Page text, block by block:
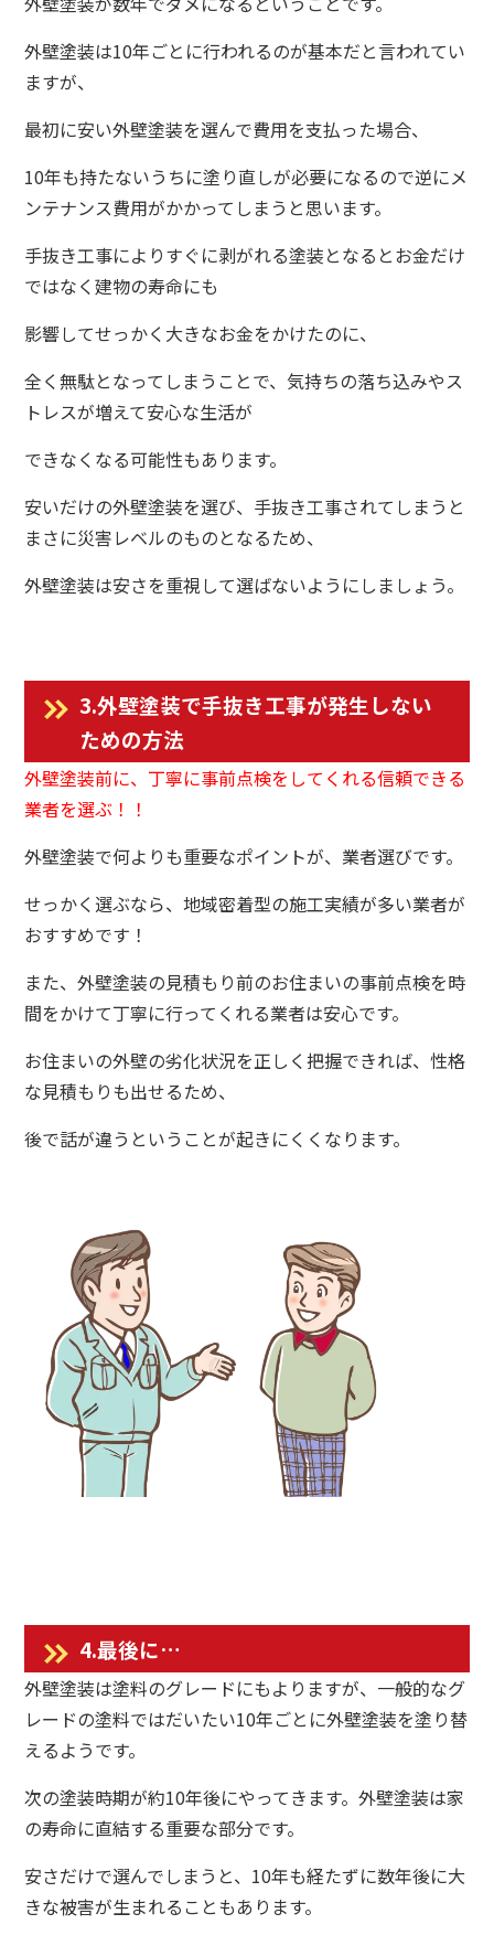
外壁塗装は10年ごとに行われるのが基本だと言われてい
ますが、
最初に安い外壁塗装を選んで費用を支払った場合、
10年も持たないうちに塗り直しが必要になるので逆にメ
ンテナンス費用がかかってしまうと思います。
手抜き工事によりすぐに剥がれる塗装となるとお金だけ
ではなく建物の寿命にも
影響してせっかく大きなお金をかけたのに、
全く無駄となってしまうことで、気持ちの落ち込みやス
トレスが増えて安心な生活が
できなくなる可能性もあります。
安いだけの外壁塗装を選び、手抜き工事されてしまうと
まさに災害レベルのものとなるため、
外壁塗装は安さを重視して選ばないようにしましょう。
3.外壁塗装で手抜き工事が発生しない
ための方法
外壁塗装前に、丁寧に事前点検をしてくれる信頼できる
業者を選ぶ！！
外壁塗装で何よりも重要なポイントが、業者選びです。
せっかく選ぶなら、地域密着型の施工実績が多い業者が
おすすめです！
また、外壁塗装の見積もり前のお住まいの事前点検を時
間をかけて丁寧に行ってくれる業者は安心です。
お住まいの外壁の劣化状況を正しく把握できれば、性格
な見積もりも出せるため、
後で話が違うということが起きにくくなります。
4.最後に…
外壁塗装は塗料のグレードにもよりますが、一般的なグ
レードの塗料ではだいたい10年ごとに外壁塗装を塗り替
えるようです。
次の塗装時期が約10年後にやってきます。外壁塗装は家
の寿命に直結する重要な部分です。
安さだけで選んでしまうと、10年も経たずに数年後に大
きな被害が生まれることもあります。